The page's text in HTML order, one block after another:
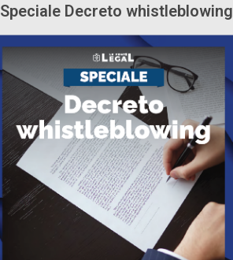
Speciale Decreto whistleblowing